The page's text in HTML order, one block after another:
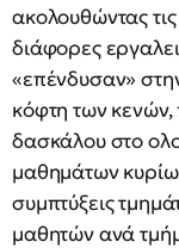
ακολουθώντας τις
διάφορες
«επένδυσαν»
κόφτη των κενών,
δασκάλου στο
μαθημάτων
συμπτύξεις
μαθητών ανά